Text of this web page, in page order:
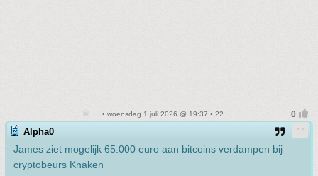
• woensdag 1 juli 2026 @ 19:37 • 22
Alpha0
James ziet mogelijk 65.000 euro aan bitcoins verdampen bij
cryptobeurs Knaken